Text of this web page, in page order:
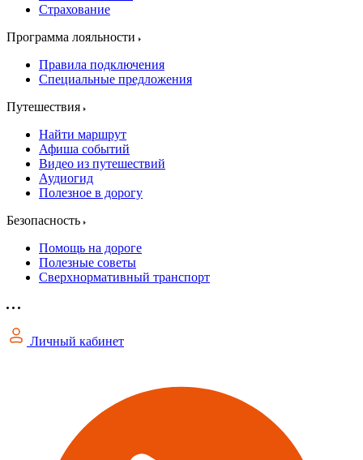
Страхование
Программа лояльности
Правила подключения
Специальные предложения
Путешествия
Найти маршрут
Афиша событий
Видео из путешествий
Аудиогид
Полезное в дорогу
Безопасность
Помощь на дороге
Полезные советы
Сверхнормативный транспорт
Личный кабинет